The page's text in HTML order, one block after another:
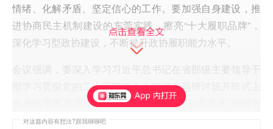
情绪、化解矛盾、坚定信心的工作。要加强自身建设，推
进协商民主机制建设的东莞实践，擦亮“十大履职品牌”，
深化学习型政协建设，不断提升政协履职能力水平。
会议强调，要深入学习习近平总书记在省部级主要领导干
部学习贯彻党的二十届四中全会精神专题研讨班开班式上
发表的重要讲话精神，聚焦“智创优品、和美宜居”的城市
发展战略目标，围绕“九大行动”工作部署，推动各项履职